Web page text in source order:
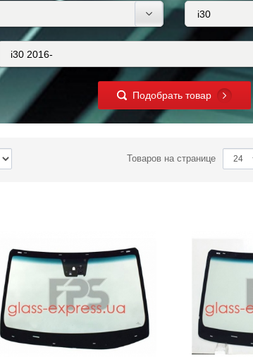
Подобрать товар
Товаров на странице